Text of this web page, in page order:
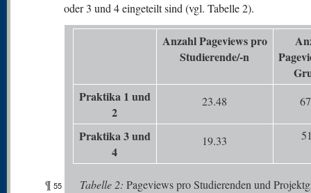
oder 3 und 4 eingeteilt sind (vgl. Tabelle 2).
Anzahl Pageviews pro
Studierende/-n
Praktika 1 und
2
23.48
Praktika 3 und
4
19.33
¶ 55 Tabelle 2: Pageviews pro Studierenden und